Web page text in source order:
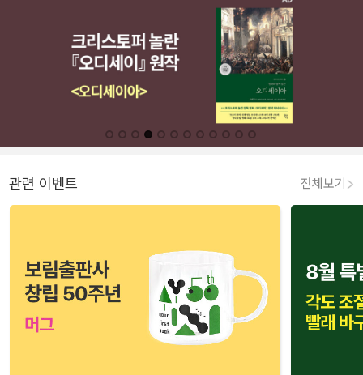
관련 이벤트 전체보기